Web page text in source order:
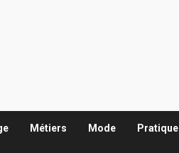
Métiers Mode Pratique